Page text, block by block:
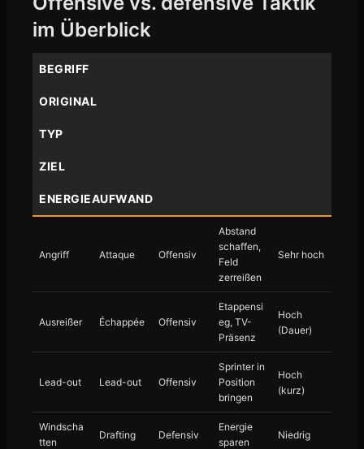
im Überblick
BEGRIFF
ORIGINAL
TYP
ZIEL
ENERGIEAUFWAND
Angriff Attaque Offensiv
Abstand
schaffen,
Feld
zerreißen
Sehr hoch
Ausreißer Échappée Offensiv
Etappensi
eg, TV-
Präsenz
Hoch
(Dauer)
Lead-out Lead-out Offensiv
Sprinter in
Position
bringen
Hoch
(kurz)
Windscha
tten
Drafting Defensiv
Energie
sparen
Niedrig